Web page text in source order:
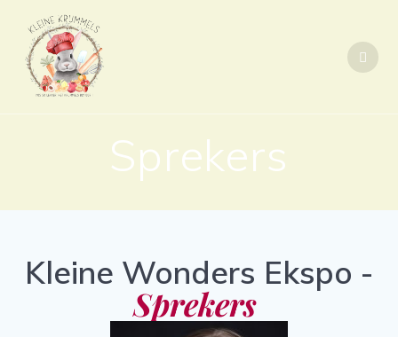
Sprekers
Kleine Wonders Ekspo -
Sprekers